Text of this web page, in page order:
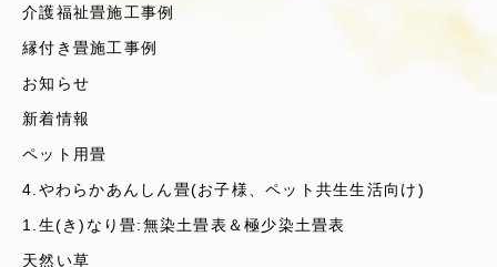
介護福祉畳施工事例
縁付き畳施工事例
お知らせ
新着情報
ペット用畳
4.やわらかあんしん畳(お子様、ペット共生生活向け)
1.生(き)なり畳:無染土畳表＆極少染土畳表
天然い草